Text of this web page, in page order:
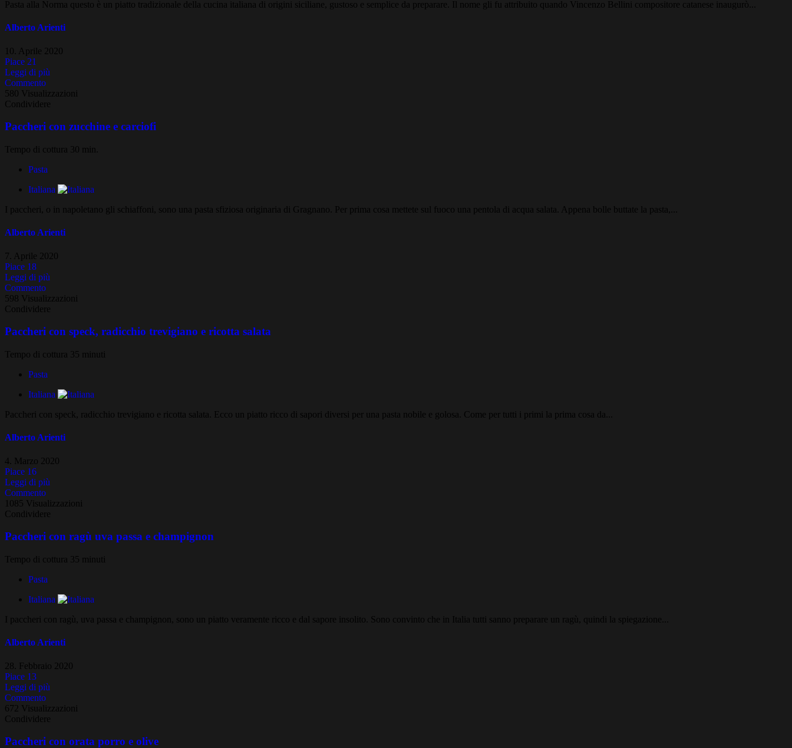
Pasta alla Norma questo è un piatto tradizionale della cucina italiana di origini siciliane, gustoso e semplice da preparare. Il nome gli fu attribuito quando Vincenzo Bellini compositore catanese inaugurò...
Alberto Arienti
10. Aprile 2020
Piace 21
Leggi di più
Commento
580 Visualizzazioni
Condividere
Paccheri con zucchine e carciofi
Tempo di cottura 30 min.
Pasta
Italiana
I paccheri, o in napoletano gli schiaffoni, sono una pasta sfiziosa originaria di Gragnano. Per prima cosa mettete sul fuoco una pentola di acqua salata. Appena bolle buttate la pasta,...
Alberto Arienti
7. Aprile 2020
Piace 18
Leggi di più
Commento
598 Visualizzazioni
Condividere
Paccheri con speck, radicchio trevigiano e ricotta salata
Tempo di cottura 35 minuti
Pasta
Italiana
Paccheri con speck, radicchio trevigiano e ricotta salata. Ecco un piatto ricco di sapori diversi per una pasta nobile e golosa. Come per tutti i primi la prima cosa da...
Alberto Arienti
4. Marzo 2020
Piace 16
Leggi di più
Commento
1085 Visualizzazioni
Condividere
Paccheri con ragù uva passa e champignon
Tempo di cottura 35 minuti
Pasta
Italiana
I paccheri con ragù, uva passa e champignon, sono un piatto veramente ricco e dal sapore insolito. Sono convinto che in Italia tutti sanno preparare un ragù, quindi la spiegazione...
Alberto Arienti
28. Febbraio 2020
Piace 13
Leggi di più
Commento
672 Visualizzazioni
Condividere
Paccheri con orata porro e olive